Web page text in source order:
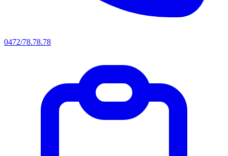
0472/78.78.78